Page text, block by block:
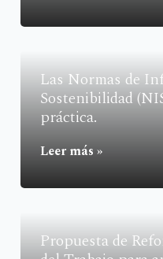
Las Normas de
Sostenibilidad
práctica.
Leer más »
Propuesta de